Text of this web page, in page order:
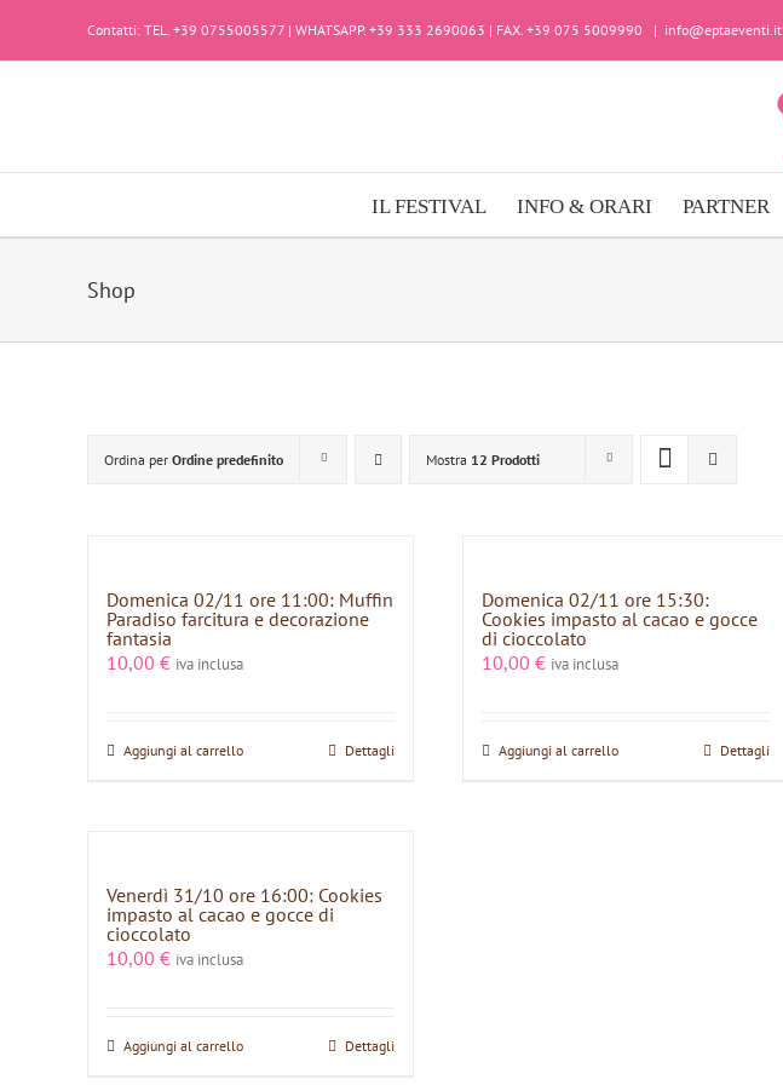
Contatti: TEL. +39 0755005577 | WHATSAPP. +39 333 2690063 | FAX. +39 075 5009990 | info@eptaeventi.it
IL FESTIVAL INFO & ORARI PARTNER
Shop
Ordina per Ordine predefinito Mostra 12 Prodotti
Domenica 02/11 ore 11:00: Muffin
Paradiso farcitura e decorazione
fantasia
10,00 € iva inclusa
Aggiungi al carrello Dettagli
Domenica 02/11 ore 15:30:
Cookies impasto al cacao e gocce
di cioccolato
10,00 € iva inclusa
Aggiungi al carrello Dettagli
Venerdì 31/10 ore 16:00: Cookies
impasto al cacao e gocce di
cioccolato
10,00 € iva inclusa
Aggiungi al carrello Dettagli